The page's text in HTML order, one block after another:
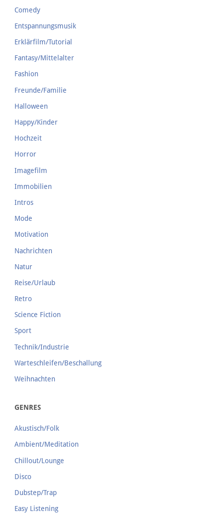
Comedy
Entspannungsmusik
Erklärfilm/Tutorial
Fantasy/Mittelalter
Fashion
Freunde/Familie
Halloween
Happy/Kinder
Hochzeit
Horror
Imagefilm
Immobilien
Intros
Mode
Motivation
Nachrichten
Natur
Reise/Urlaub
Retro
Science Fiction
Sport
Technik/Industrie
Warteschleifen/Beschallung
Weihnachten
GENRES
Akustisch/Folk
Ambient/Meditation
Chillout/Lounge
Disco
Dubstep/Trap
Easy Listening